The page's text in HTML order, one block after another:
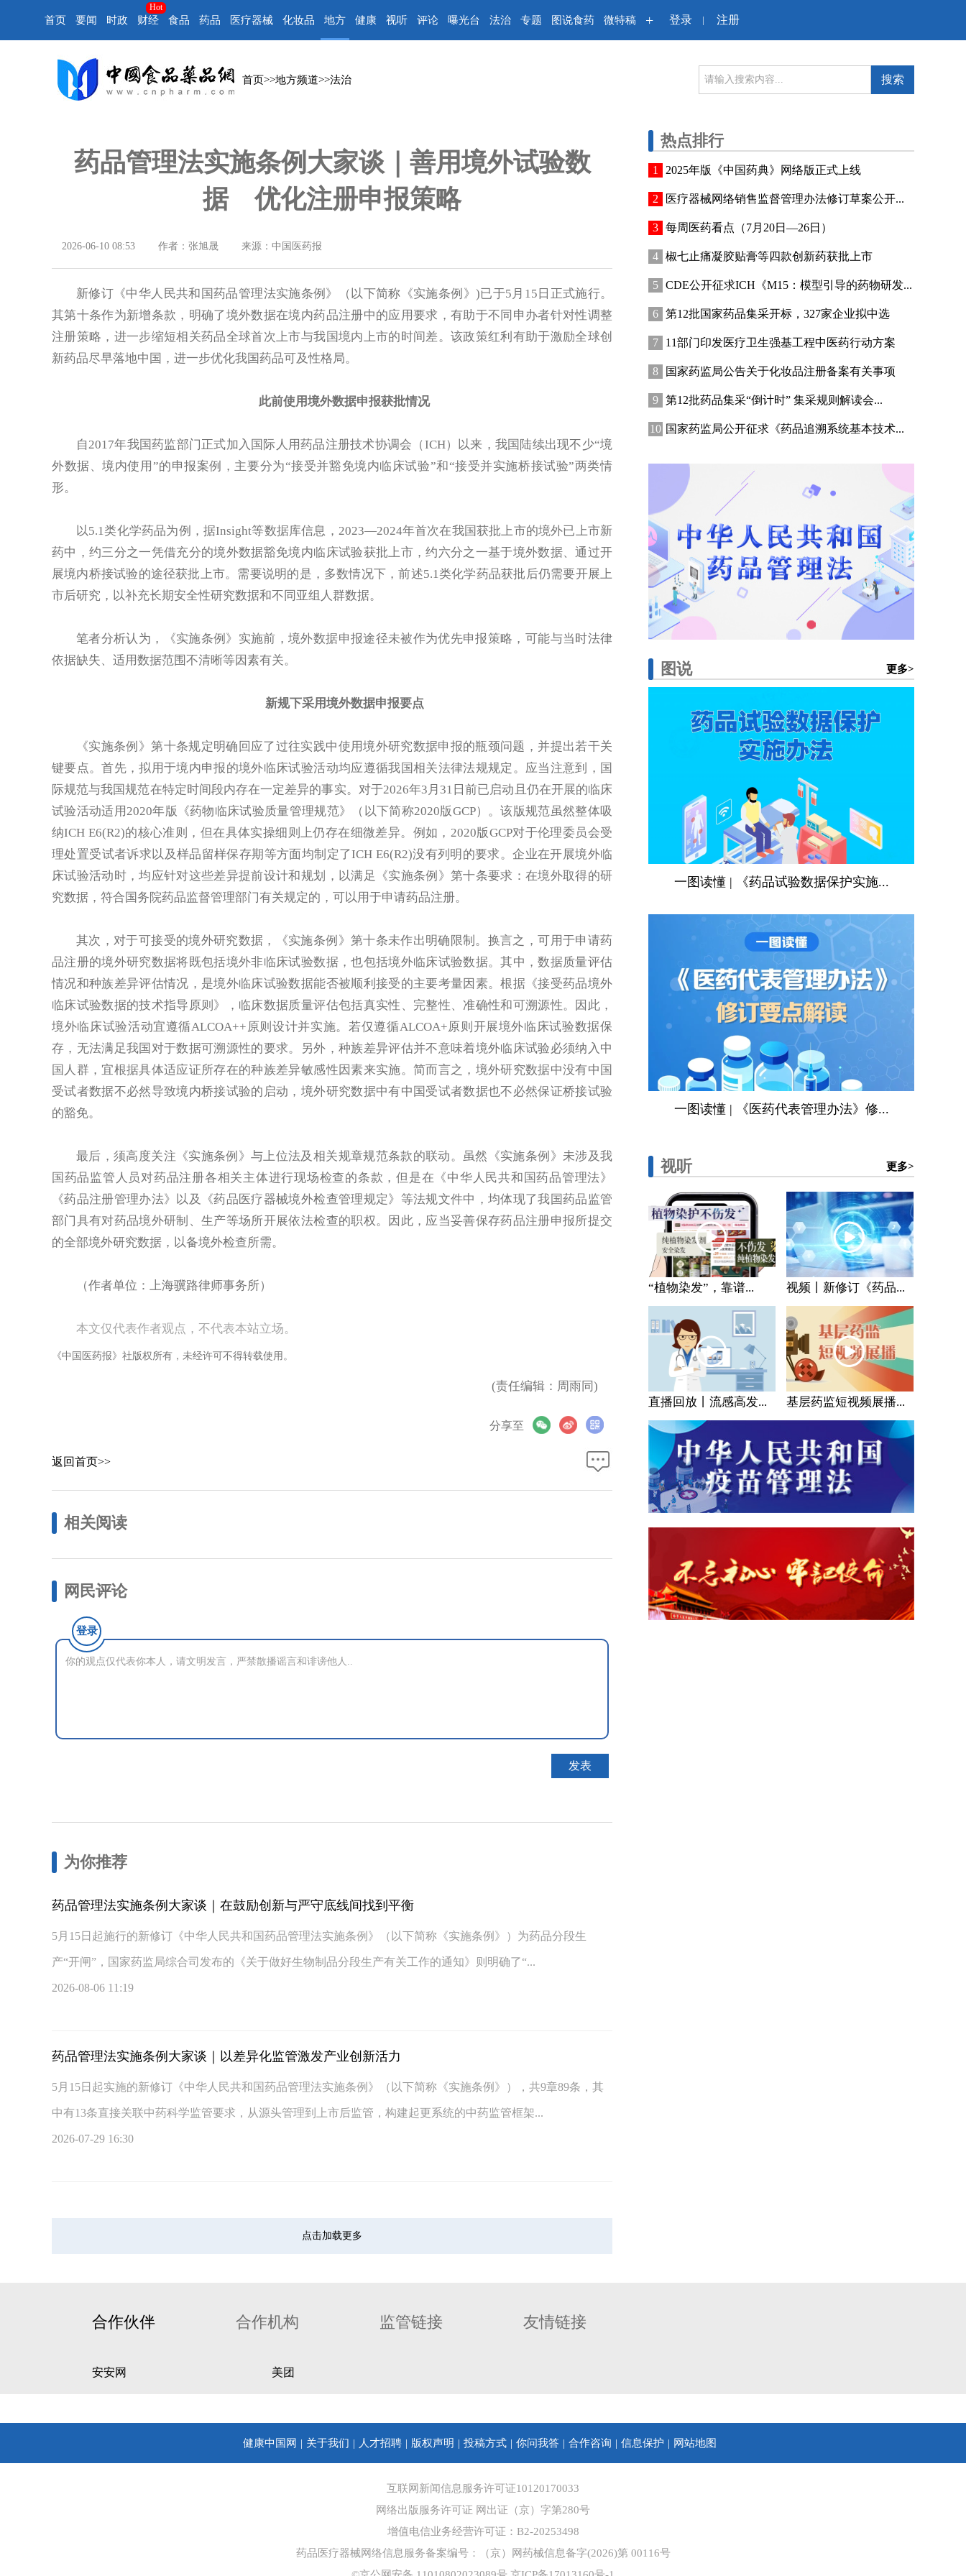
首页 要闻 时政 财经
Hot
食品 药品 医疗器械 化妆品 地方 健康 视听 评论 曝光台 法治 专题 图说食药 微特稿 + 登录 | 注册
首页>>地方频道>>法治 搜索
药品管理法实施条例大家谈｜善用境外试验数
据 优化注册申报策略
2026-06-10 08:53 作者：张旭晟 来源：中国医药报
新修订《中华人民共和国药品管理法实施条例》（以下简称《实施条例》)已于5月15日正式施行。
其第十条作为新增条款，明确了境外数据在境内药品注册中的应用要求，有助于不同申办者针对性调整
注册策略，进一步缩短相关药品全球首次上市与我国境内上市的时间差。该政策红利有助于激励全球创
新药品尽早落地中国，进一步优化我国药品可及性格局。
此前使用境外数据申报获批情况
自2017年我国药监部门正式加入国际人用药品注册技术协调会（ICH）以来，我国陆续出现不少“境
外数据、境内使用”的申报案例，主要分为“接受并豁免境内临床试验”和“接受并实施桥接试验”两类情
形。
以5.1类化学药品为例，据Insight等数据库信息，2023—2024年首次在我国获批上市的境外已上市新
药中，约三分之一凭借充分的境外数据豁免境内临床试验获批上市，约六分之一基于境外数据、通过开
展境内桥接试验的途径获批上市。需要说明的是，多数情况下，前述5.1类化学药品获批后仍需要开展上
市后研究，以补充长期安全性研究数据和不同亚组人群数据。
笔者分析认为，《实施条例》实施前，境外数据申报途径未被作为优先申报策略，可能与当时法律
依据缺失、适用数据范围不清晰等因素有关。
新规下采用境外数据申报要点
《实施条例》第十条规定明确回应了过往实践中使用境外研究数据申报的瓶颈问题，并提出若干关
键要点。首先，拟用于境内申报的境外临床试验活动均应遵循我国相关法律法规规定。应当注意到，国
际规范与我国规范在特定时间段内存在一定差异的事实。对于2026年3月31日前已启动且仍在开展的临床
试验活动适用2020年版《药物临床试验质量管理规范》（以下简称2020版GCP）。该版规范虽然整体吸
纳ICH E6(R2)的核心准则，但在具体实操细则上仍存在细微差异。例如，2020版GCP对于伦理委员会受
理处置受试者诉求以及样品留样保存期等方面均制定了ICH E6(R2)没有列明的要求。企业在开展境外临
床试验活动时，均应针对这些差异提前设计和规划，以满足《实施条例》第十条要求：在境外取得的研
究数据，符合国务院药品监督管理部门有关规定的，可以用于申请药品注册。
其次，对于可接受的境外研究数据，《实施条例》第十条未作出明确限制。换言之，可用于申请药
品注册的境外研究数据将既包括境外非临床试验数据，也包括境外临床试验数据。其中，数据质量评估
情况和种族差异评估情况，是境外临床试验数据能否被顺利接受的主要考量因素。根据《接受药品境外
临床试验数据的技术指导原则》，临床数据质量评估包括真实性、完整性、准确性和可溯源性。因此，
境外临床试验活动宜遵循ALCOA++原则设计并实施。若仅遵循ALCOA+原则开展境外临床试验数据保
存，无法满足我国对于数据可溯源性的要求。另外，种族差异评估并不意味着境外临床试验必须纳入中
国人群，宜根据具体适应证所存在的种族差异敏感性因素来实施。简而言之，境外研究数据中没有中国
受试者数据不必然导致境内桥接试验的启动，境外研究数据中有中国受试者数据也不必然保证桥接试验
的豁免。
最后，须高度关注《实施条例》与上位法及相关规章规范条款的联动。虽然《实施条例》未涉及我
国药品监管人员对药品注册各相关主体进行现场检查的条款，但是在《中华人民共和国药品管理法》
《药品注册管理办法》以及《药品医疗器械境外检查管理规定》等法规文件中，均体现了我国药品监管
部门具有对药品境外研制、生产等场所开展依法检查的职权。因此，应当妥善保存药品注册申报所提交
的全部境外研究数据，以备境外检查所需。
（作者单位：上海骥路律师事务所）
本文仅代表作者观点，不代表本站立场。
《中国医药报》社版权所有，未经许可不得转载使用。
(责任编辑：周雨同)
分享至
返回首页>>
相关阅读
网民评论
登录
为你推荐
药品管理法实施条例大家谈｜在鼓励创新与严守底线间找到平衡
5月15日起施行的新修订《中华人民共和国药品管理法实施条例》（以下简称《实施条例》）为药品分段生
产“开闸”，国家药监局综合司发布的《关于做好生物制品分段生产有关工作的通知》则明确了“...
2026-08-06 11:19
药品管理法实施条例大家谈｜以差异化监管激发产业创新活力
5月15日起实施的新修订《中华人民共和国药品管理法实施条例》（以下简称《实施条例》），共9章89条，其
中有13条直接关联中药科学监管要求，从源头管理到上市后监管，构建起更系统的中药监管框架...
2026-07-29 16:30
点击加载更多
热点排行
2025年版《中国药典》网络版正式上线
医疗器械网络销售监督管理办法修订草案公开...
每周医药看点（7月20日—26日）
椒七止痛凝胶贴膏等四款创新药获批上市
CDE公开征求ICH《M15：模型引导的药物研发...
第12批国家药品集采开标，327家企业拟中选
11部门印发医疗卫生强基工程中医药行动方案
国家药监局公告关于化妆品注册备案有关事项
第12批药品集采“倒计时” 集采规则解读会...
国家药监局公开征求《药品追溯系统基本技术...
图说 更多>
一图读懂 | 《药品试验数据保护实施...
一图读懂 | 《医药代表管理办法》修...
视听 更多>
“植物染发”，靠谱... 视频丨新修订《药品...
直播回放丨流感高发... 基层药监短视频展播...
合作伙伴 合作机构 监管链接 友情链接
安安网 美团
健康中国网 关于我们 人才招聘 版权声明 投稿方式 你问我答 合作咨询 信息保护 网站地图
互联网新闻信息服务许可证10120170033
网络出版服务许可证 网出证（京）字第280号
增值电信业务经营许可证：B2-20253498
药品医疗器械网络信息服务备案编号：（京）网药械信息备字(2026)第 00116号